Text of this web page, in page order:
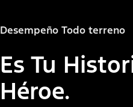
Desempeño Todo terreno
Es Tu
Héroe.